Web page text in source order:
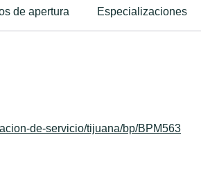
de apertura Especializaciones
de-servicio/tijuana/bp/BPM563